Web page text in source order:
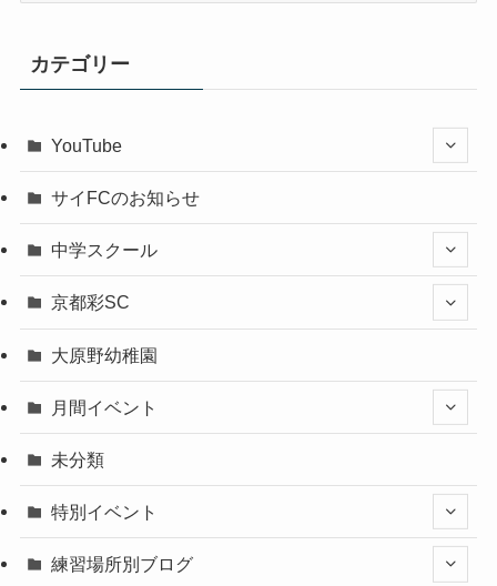
ブ
カテゴリー
YouTube
サイFCのお知らせ
中学スクール
京都彩SC
大原野幼稚園
月間イベント
未分類
特別イベント
練習場所別ブログ